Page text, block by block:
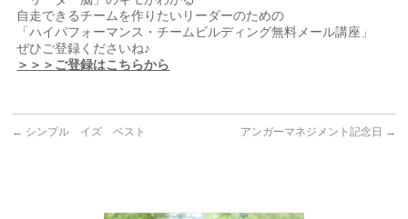
自走できるチームを作りたいリーダーのための
「ハイパフォーマンス・チームビルディング無料メール講座」
ぜひご登録くださいね♪
＞＞＞ご登録はこちらから
← シンプル イズ ベスト アンガーマネジメント記念日 →